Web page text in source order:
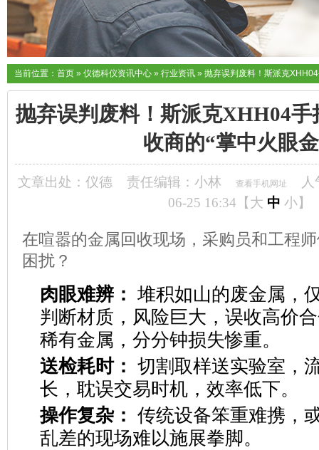
当前位置： 首页 » 仪德科仪资讯中心 » 行业资讯 » 抛弃误判废料！斯派克
抛弃误判废料！斯派克XHH04手
收商的“掌中火眼
文章出处：仪德 责任编辑：小林 查看手机网址
06-25 16:34【大 中 小】
在喧嚣的金属回收现场，采购员和工程
困扰？
肉眼难辨： 堆积如山的废金属，
判断材质，风险巨大，误收高价
稀有金属，分分钟损失惨重。
送检耗时： 切割取样送实验室，
长，耽误交易时机，效率低下。
操作复杂： 传统设备笨重难携，
乱差的现场难以施展拳脚。